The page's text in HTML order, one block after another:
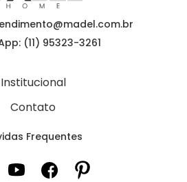
(11) 95323-3261
Institucional
Contato
Frequentes